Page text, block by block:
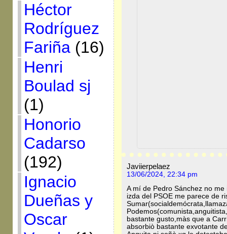
Héctor
Rodríguez
Fariña(16)
Henri
Boulad sj
(1)
Honorio
Cadarso
(192)
Ignacio
Dueñas y
Oscar
Javiierpelaez
13/06/2024, 22:34 pm
A mí de Pedro Sánchez no
izda del PSOE me parece de
bastante gusto,màs que a
absorbiò bastante exvotante